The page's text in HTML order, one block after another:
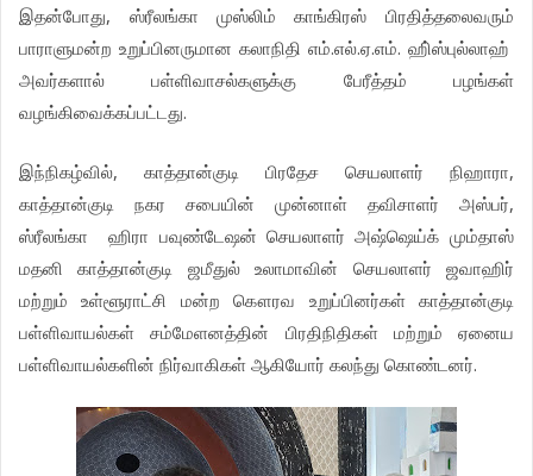
இதன்போது, ஸ்ரீலங்கா முஸ்லிம் காங்கிரஸ் பிரதித்தலைவரும்
பாராளுமன்ற உறுப்பினருமான கலாநிதி எம்.எல்.ஏ.எம். ஹி்ஸ்புல்லாஹ்
அவர்களால் பள்ளிவாசல்களுக்கு பேரீத்தம் பழங்கள்
வழங்கிவைக்கப்பட்டது.
இந்நிகழ்வில், காத்தான்குடி பிரதேச செயலாளர் நிஹாரா,
காத்தான்குடி நகர சபையின் முன்னாள் தவிசாளர் அஸ்பர்,
ஸ்ரீலங்கா ஹிரா பவுண்டேஷன் செயலாளர் அஷ்ஷெய்க் மும்தாஸ்
மதனி காத்தான்குடி ஜமீதுல் உலாமாவின் செயலாளர் ஜவாஹிர்
மற்றும் உள்ளூராட்சி மன்ற கௌரவ உறுப்பினர்கள் காத்தான்குடி
பள்ளிவாயல்கள் சம்மேளனத்தின் பிரதிநிதிகள் மற்றும் ஏனைய
பள்ளிவாயல்களின் நிர்வாகிகள் ஆகியோர் கலந்து கொண்டனர்.